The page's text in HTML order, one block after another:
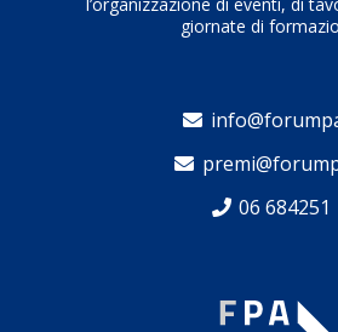
prestazioni possibile: tale attività
giornate di
06 684251